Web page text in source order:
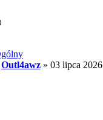
Outl4awz» 03 lipca 2026